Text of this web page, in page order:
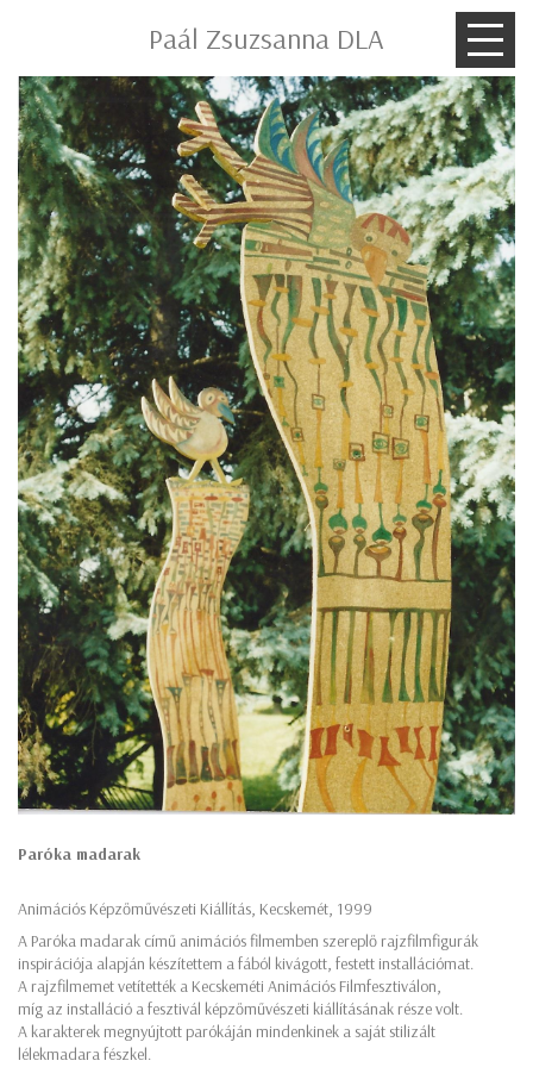
Paál Zsuzsanna DLA
Paróka madarak
Animációs Képzőművészeti Kiállítás, Kecskemét, 1999
A Paróka madarak című animációs filmemben szereplő rajzfilmfigurák
inspirációja alapján készítettem a fából kivágott, festett installációmat.
A rajzfilmemet vetítették a Kecskeméti Animációs Filmfesztiválon,
míg az installáció a fesztivál képzőművészeti kiállításának része volt.
A karakterek megnyújtott parókáján mindenkinek a saját stilizált
lélekmadara fészkel.